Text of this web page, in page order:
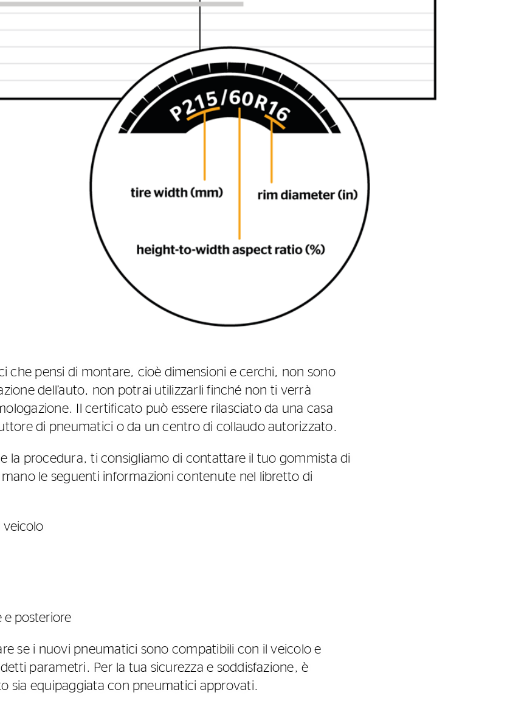
che pensi di montare, cioè dimensioni e cerchi, non sono
dell’auto, non potrai utilizzarli finché non ti verrà
Il certificato può essere rilasciato da una casa
di pneumatici o da un centro di collaudo autorizzato.
la procedura, ti consigliamo di contattare il tuo gommista di
le seguenti informazioni contenute nel libretto di
veicolo
e posteriore
se i nuovi pneumatici sono compatibili con il veicolo e
parametri. Per la tua sicurezza e soddisfazione, è
sia equipaggiata con pneumatici approvati.